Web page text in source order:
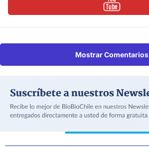
Mostrar Comentarios